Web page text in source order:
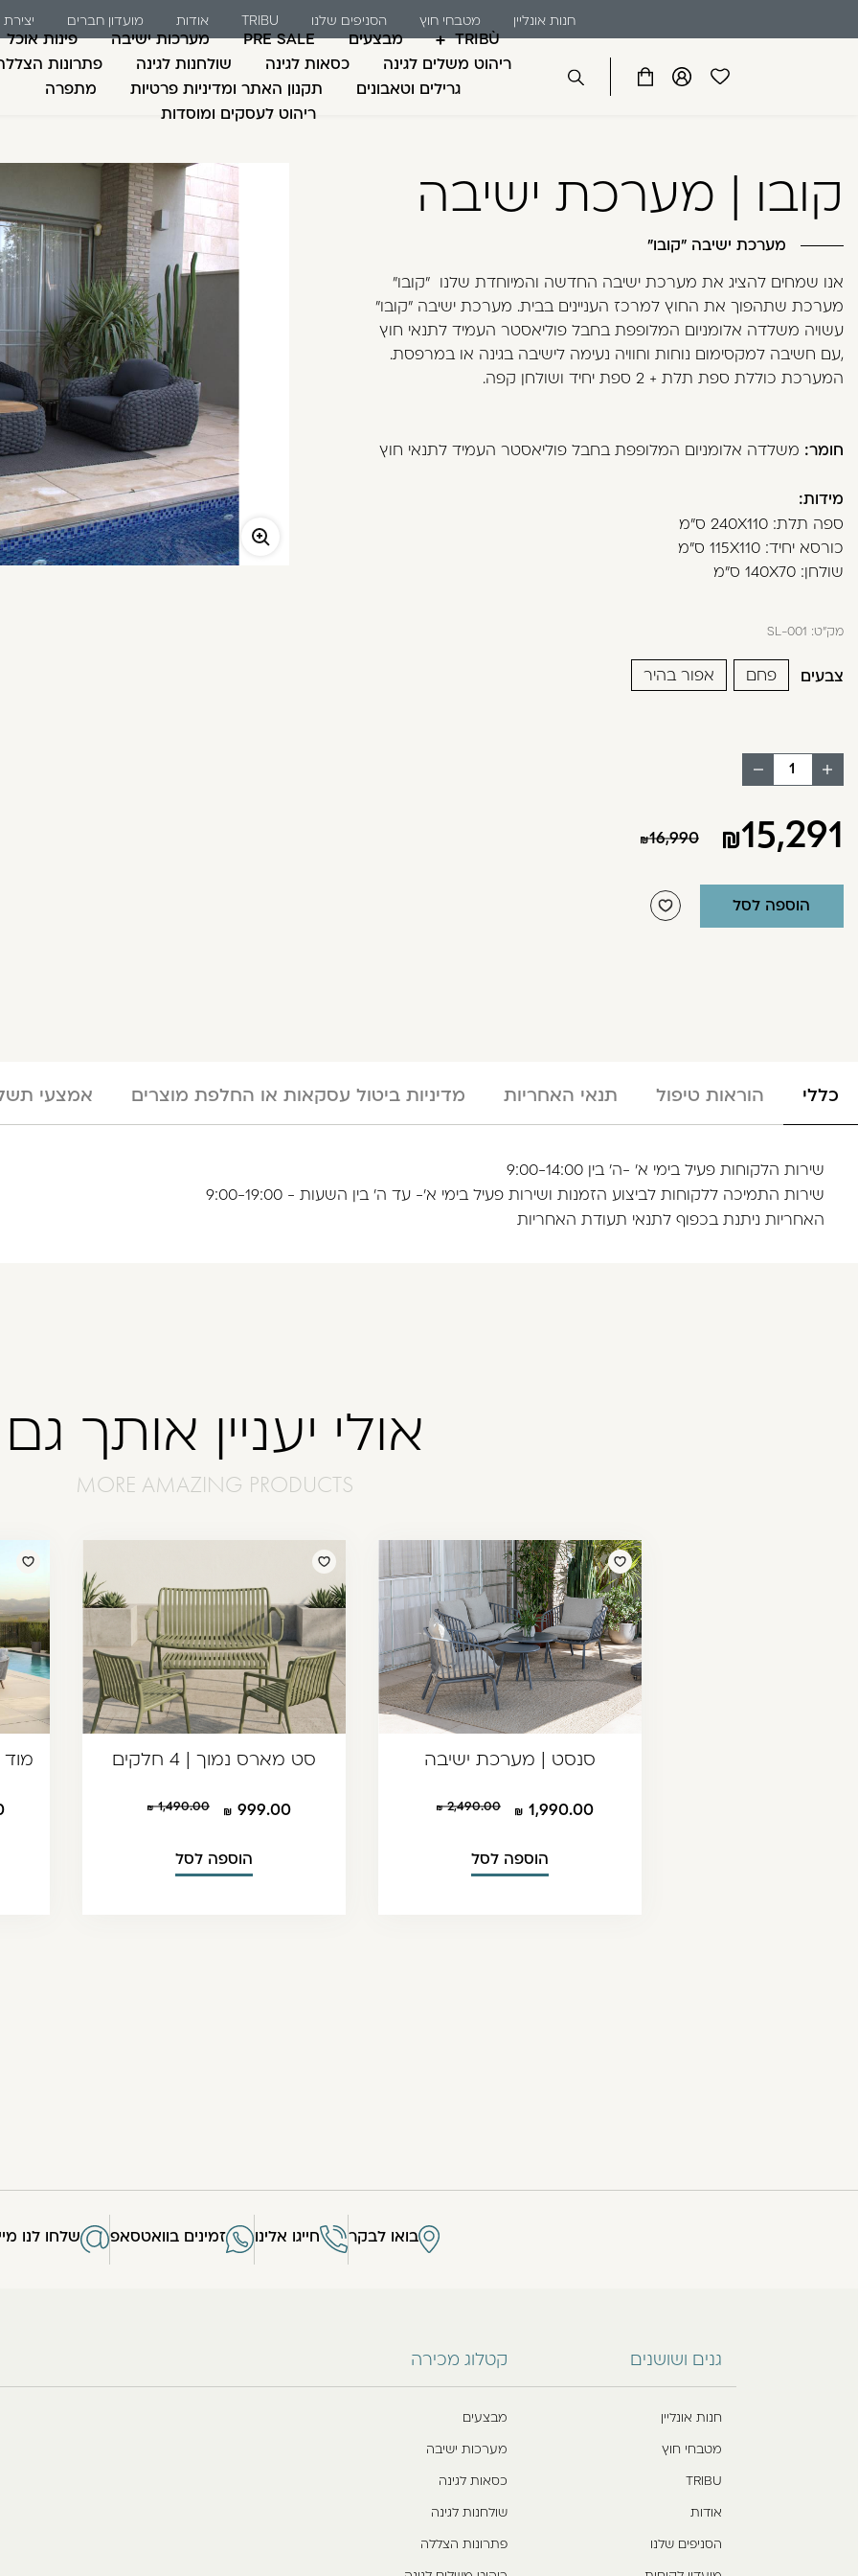
לֵב:
בִּקְלִיק
הַמְּסַיַּעַת
הָאֲתָר.
לְחַץ
Control-
F11
לְהַתְאָמַת
הָאֲתָר
בְּתוֹכְנַת
לְחַץ
Control-
F10
לִפְתִיחַת
חנות אונליין מטבחי חוץ הסניפים שלנו TRIBU אודות מועדון חברים
פתיחתפתיחתפתיחת
TRIBÙ מבצעים PRE SALE מערכות ישיבה
פינות אוכל
ריהוט משלים לגינה
כסאות לגינה שולחנות לגינה
פתרונות
גרילים וטאבונים
תקנון האתר ומדיניות פרטיות
מתפרה
ריהוט לעסקים ומוסדות
זכור אותי
דאגנו לכם ליצירת
למילוי פרטיכם
כבר עכשיו.
להרשמה
חנות אונליין גנים
קובו | מערכת ישיבה
מערכת ישיבה "קובו"
אנו שמחים להציג את מערכת ישיבה החדשה והמיוחדת שלנו "קובו"
מערכת שתהפוך את החוץ למרכז העניינים בבית. מערכת ישיבה "קובו"
עשויה משלדה אלומניום המלופפת בחבל פוליאסטר העמיד לתנאי חוץ
,עם חשיבה למקסימום נוחות וחוויה נעימה לישיבה בגינה או במרפסת.
המערכת כוללת ספת תלת + 2 ספת יחיד ושולחן קפה.
חומר: משלדה אלומניום המלופפת בחבל פוליאסטר העמיד לתנאי חוץ
מידות:
ספה תלת: 240X110 ס"מ
כורסא יחיד: 115X110 ס"מ
שולחן: 140X70 ס"מ
מק"ט: SL-001
צבעים פחם אפור בהיר
הוסף
החסר
15,291
16,990
הוספה לסל
כללי הוראות טיפול תנאי האחריות מדיניות ביטול עסקאות או החלפת מוצרים אמצעי
שירות הלקוחות פעיל בימי א' -ה' בין 9:00-14:00
שירות התמיכה ללקוחות לביצוע הזמנות ושירות פעיל בימי א'- עד ה' בין השעות - 9:00-19:00
האחריות ניתנת בכפוף לתנאי תעודת האחריות
אולי יעניין אותך גם
סנסט | מערכת ישיבה
1,990.00
2,490.00
הוספה לסל
סט מארס נמוך | 4 חלקים
999.00
1,490.00
הוספה לסל
גנים ושושנים
חנות אונליין
מטבחי חוץ
TRIBU
אודות
הסניפים שלנו
קטלוג מכירה
מבצעים
מערכות ישיבה
כסאות לגינה
שולחנות לגינה
פתרונות הצללה
בואו לבקר חייגו אלינו זמינים בוואטסאפ שלחו לנו